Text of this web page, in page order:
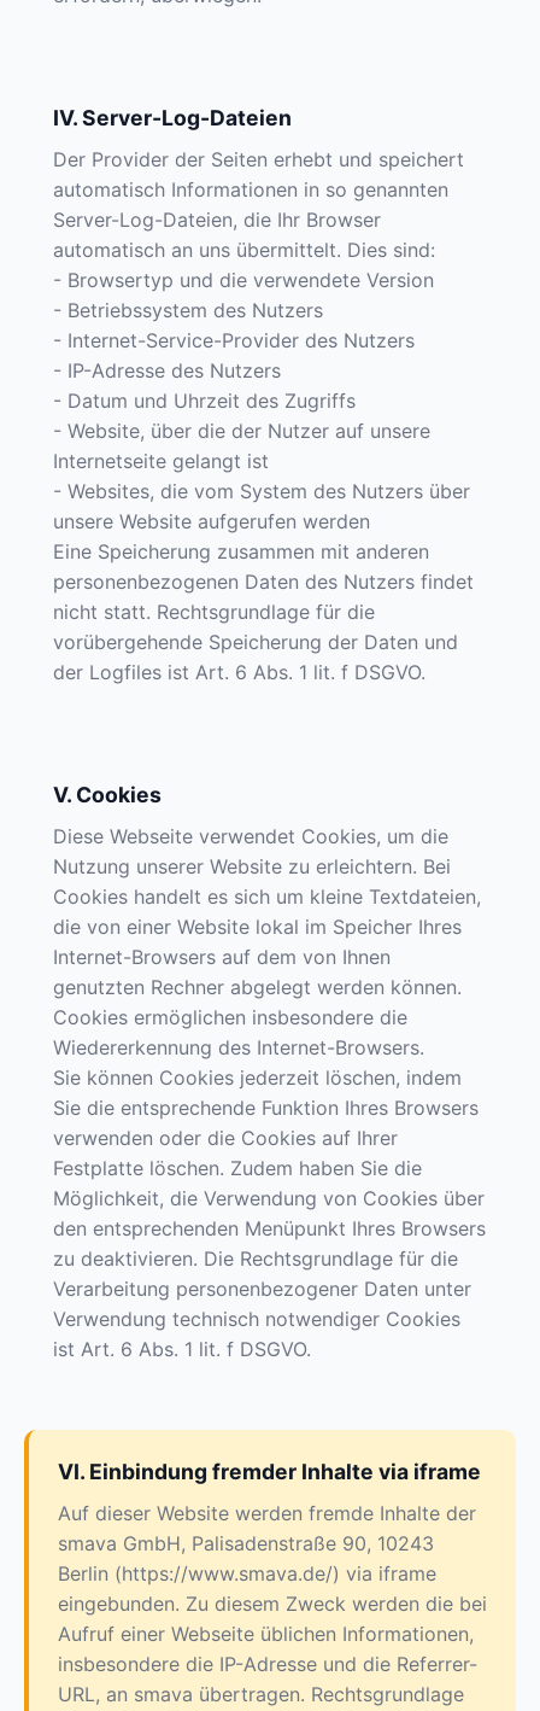
IV. Server-Log-Dateien
Der Provider der Seiten erhebt und speichert
automatisch Informationen in so genannten
Server-Log-Dateien, die Ihr Browser
automatisch an uns übermittelt. Dies sind:
- Browsertyp und die verwendete Version
- Betriebssystem des Nutzers
- Internet-Service-Provider des Nutzers
- IP-Adresse des Nutzers
- Datum und Uhrzeit des Zugriffs
- Website, über die der Nutzer auf unsere
Internetseite gelangt ist
- Websites, die vom System des Nutzers über
unsere Website aufgerufen werden
Eine Speicherung zusammen mit anderen
personenbezogenen Daten des Nutzers findet
nicht statt. Rechtsgrundlage für die
vorübergehende Speicherung der Daten und
der Logfiles ist Art. 6 Abs. 1 lit. f DSGVO.
V. Cookies
Diese Webseite verwendet Cookies, um die
Nutzung unserer Website zu erleichtern. Bei
Cookies handelt es sich um kleine Textdateien,
die von einer Website lokal im Speicher Ihres
Internet-Browsers auf dem von Ihnen
genutzten Rechner abgelegt werden können.
Cookies ermöglichen insbesondere die
Wiedererkennung des Internet-Browsers.
Sie können Cookies jederzeit löschen, indem
Sie die entsprechende Funktion Ihres Browsers
verwenden oder die Cookies auf Ihrer
Festplatte löschen. Zudem haben Sie die
Möglichkeit, die Verwendung von Cookies über
den entsprechenden Menüpunkt Ihres Browsers
zu deaktivieren. Die Rechtsgrundlage für die
Verarbeitung personenbezogener Daten unter
Verwendung technisch notwendiger Cookies
ist Art. 6 Abs. 1 lit. f DSGVO.
VI. Einbindung fremder Inhalte via iframe
Auf dieser Website werden fremde Inhalte der
smava GmbH, Palisadenstraße 90, 10243
Berlin (https://www.smava.de/) via iframe
eingebunden. Zu diesem Zweck werden die bei
Aufruf einer Webseite üblichen Informationen,
insbesondere die IP-Adresse und die Referrer-
URL, an smava übertragen. Rechtsgrundlage